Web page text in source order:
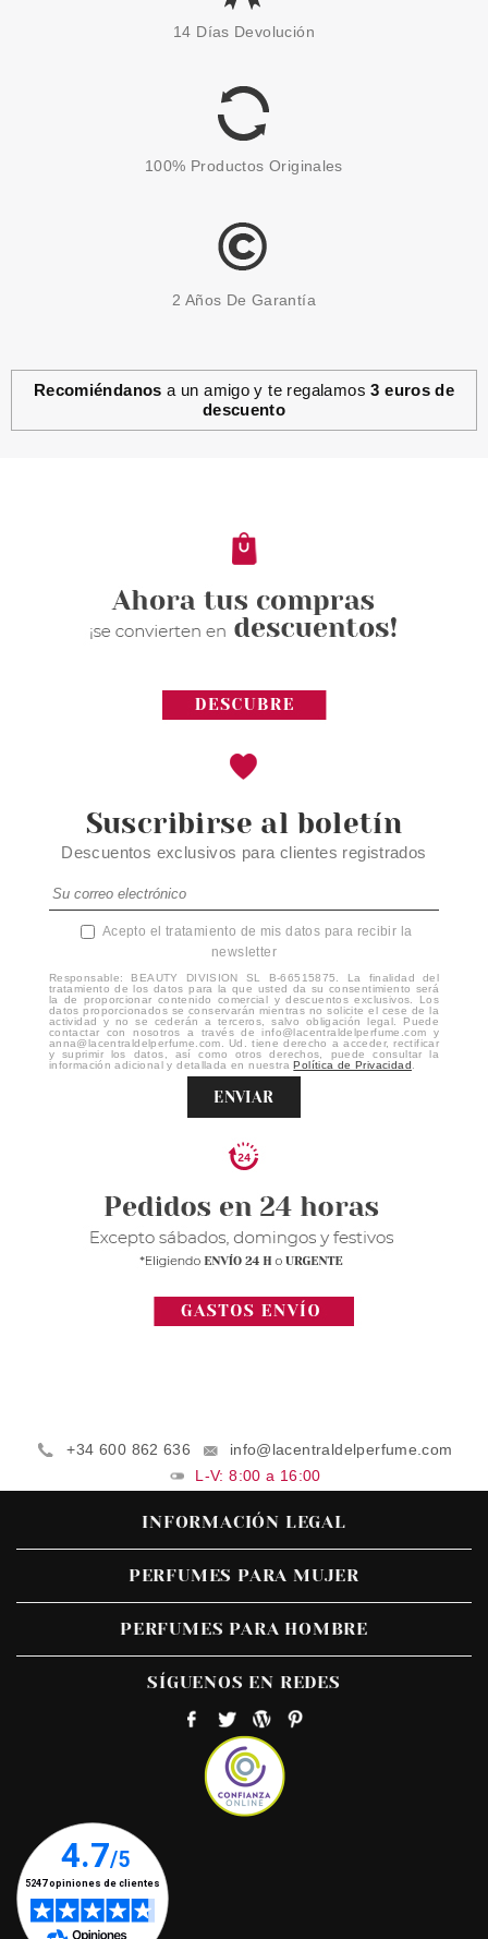
14 Días Devolución
100% Productos Originales
2 Años De Garantía
Recomiéndanos a un amigo y te regalamos3 euros de
descuento
Suscribirse al boletín
Descuentos exclusivos para clientes registrados
Acepto el tratamiento de mis datos para recibir la
newsletter
Responsable: BEAUTY DIVISION SL B-66515875. La finalidad del
tratamiento de los datos para la que usted da su consentimiento será
la de proporcionar contenido comercial y descuentos exclusivos. Los
datos proporcionados se conservarán mientras no solicite el cese de la
actividad y no se cederán a terceros, salvo obligación legal. Puede
contactar con nosotros a través de info@lacentraldelperfume.com y
anna@lacentraldelperfume.com. Ud. tiene derecho a acceder, rectificar
y suprimir los datos, así como otros derechos, puede consultar la
información adicional y detallada en nuestraPolítica de Privacidad
ENVIAR
+34 600 862 636
info@lacentraldelperfume.com
L-V: 8:00 a 16:00
INFORMACIÓN LEGAL
PERFUMES PARA MUJER
PERFUMES PARA HOMBRE
SÍGUENOS EN REDES